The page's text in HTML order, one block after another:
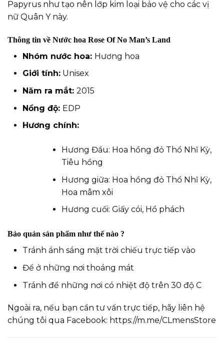
Papyrus như tạo nên lớp kim loại bảo vệ cho các vị
nữ Quân Y này.
Thông tin về Nước hoa Rose Of No Man’s Land
Nhóm nước hoa: Hương hoa
Giới tính: Unisex
Năm ra mắt: 2015
Nồng độ: EDP
Hương chính:
Hương Đầu: Hoa hồng đỏ Thổ Nhĩ Kỳ,
Tiêu hồng
Hương giữa: Hoa hồng đỏ Thổ Nhĩ Kỳ,
Hoa mâm xôi
Hương cuối: Giấy cói, Hổ phách
Bảo quản sản phẩm như thế nào ?
Tránh ánh sáng mặt trời chiếu trực tiếp vào
Để ở những nơi thoáng mát
Tránh để những nơi có nhiệt độ trên 30 độ C
Ngoài ra, nếu bạn cần tư vấn trực tiếp, hãy liên hệ
chúng tôi qua Facebook: https://m.me/CLmensStore